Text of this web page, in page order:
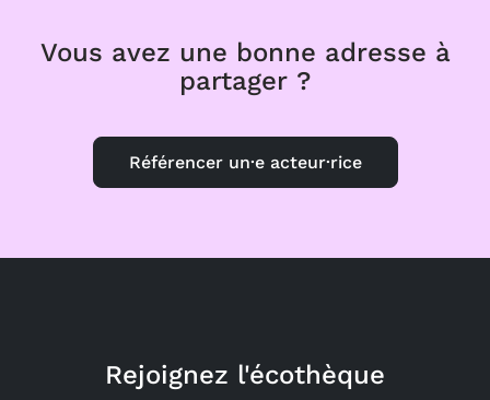
Vous avez une bonne adresse à
partager ?
Référencer un·e acteur·rice
Rejoignez l'écothèque